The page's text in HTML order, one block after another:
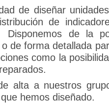
de diseñar
de
de la
de forma detallada
como la
alta a nuestros
hemos diseñado.